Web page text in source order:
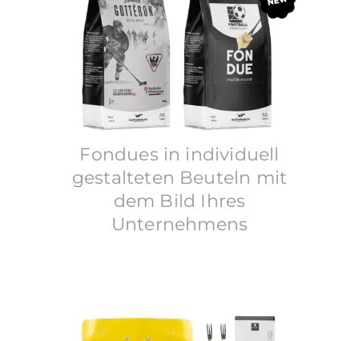
Fondues in individuell
gestalteten Beuteln mit
dem Bild Ihres
Unternehmens